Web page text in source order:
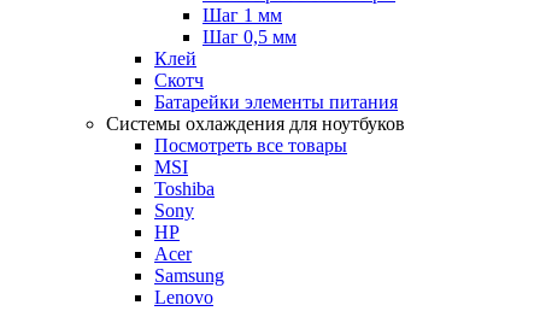
Шаг 1 мм
Шаг 0,5 мм
Клей
Скотч
Батарейки элементы питания
Системы охлаждения для ноутбуков
Посмотреть все товары
MSI
Toshiba
Sony
HP
Acer
Samsung
Lenovo